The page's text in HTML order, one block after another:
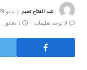
عبد الفتاح تخيم مايو 29, 2025
لا توجد تعليقات
1 دقائق